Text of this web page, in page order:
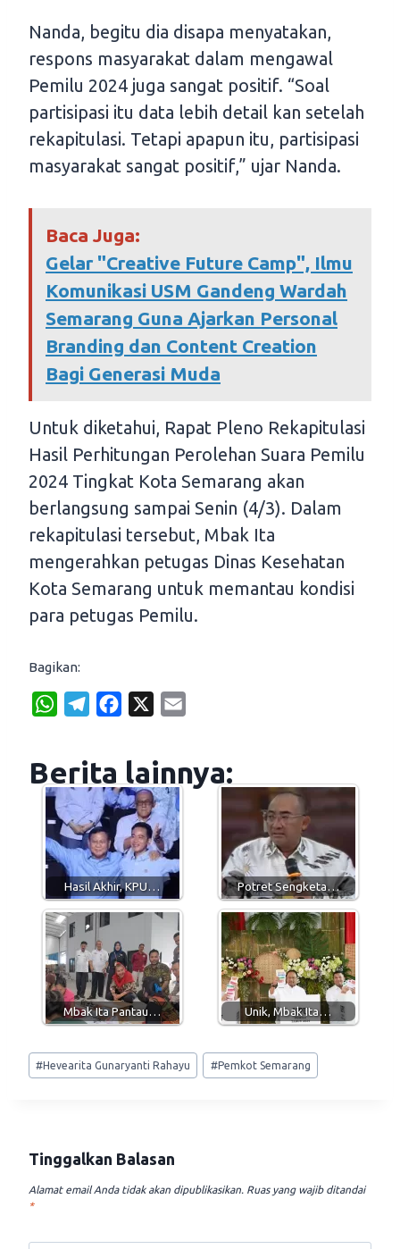
Nanda, begitu dia disapa menyatakan,
respons masyarakat dalam mengawal
Pemilu 2024 juga sangat positif. “Soal
partisipasi itu data lebih detail kan setelah
rekapitulasi. Tetapi apapun itu, partisipasi
masyarakat sangat positif,” ujar Nanda.
Baca Juga:
Gelar "Creative Future Camp", Ilmu
Komunikasi USM Gandeng Wardah
Semarang Guna Ajarkan Personal
Branding dan Content Creation
Bagi Generasi Muda
Untuk diketahui, Rapat Pleno Rekapitulasi
Hasil Perhitungan Perolehan Suara Pemilu
2024 Tingkat Kota Semarang akan
berlangsung sampai Senin (4/3). Dalam
rekapitulasi tersebut, Mbak Ita
mengerahkan petugas Dinas Kesehatan
Kota Semarang untuk memantau kondisi
para petugas Pemilu.
Bagikan:
W
t
s
A
p
p
e
g
r
a
m
e
b
o
k
i
Berita lainnya:
Hasil Akhir, KPU… Potret Sengketa…
Mbak Ita Pantau… Unik, Mbak Ita…
Post
Tags:
#Hevearita Gunaryanti Rahayu #Pemkot Semarang
Tinggalkan Balasan
Alamat email Anda tidak akan dipublikasikan. Ruas yang wajib ditandai
*